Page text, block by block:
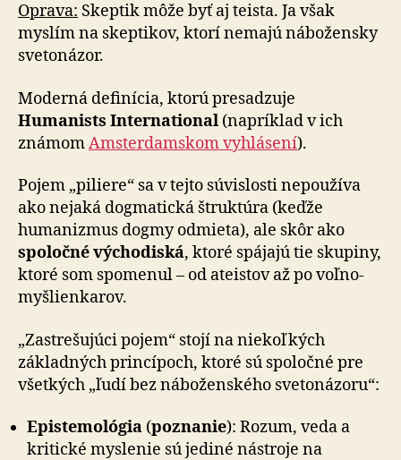
Oprava: Skeptik môže byť aj teista. Ja však
myslím na skeptikov, ktorí nemajú nábožensky
svetonázor.
Moderná definícia, ktorú presadzuje
Humanists In­ter­na­tio­nal (napríklad v ich
známomAmsterdamskom vy­hlá­se­ní).
Pojem „piliere“ sa v tejto súvislosti nepoužíva
ako nejaká dogmatická štruktúra (keďže
humanizmus dogmy od­mie­ta), ale skôr ako
spoločné východiská, ktoré spájajú tie skupiny,
ktoré som spomenul – od ateistov až po voľ­no­
myš­lien­ka­rov.
„Zastrešujúci pojem“ stojí na niekoľkých
základných princípoch, ktoré sú spoločné pre
všetkých „ľudí bez náboženského svetonázoru“:
Epistemológia (poznanie): Rozum, veda a
kritické myslenie sú jediné nástroje na